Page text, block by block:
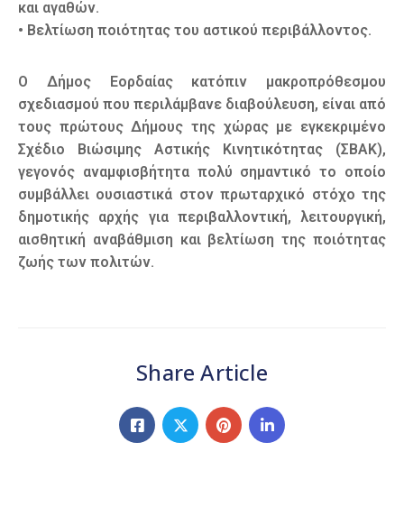
και αγαθών.
• Βελτίωση ποιότητας του αστικού περιβάλλοντος.
Ο Δήμος Εορδαίας κατόπιν μακροπρόθεσμου
σχεδιασμού που περιλάμβανε διαβούλευση, είναι από
τους πρώτους Δήμους της χώρας με εγκεκριμένο
Σχέδιο Βιώσιμης Αστικής Κινητικότητας (ΣΒΑΚ),
γεγονός αναμφισβήτητα πολύ σημαντικό το οποίο
συμβάλλει ουσιαστικά στον πρωταρχικό στόχο της
δημοτικής αρχής για περιβαλλοντική, λειτουργική,
αισθητική αναβάθμιση και βελτίωση της ποιότητας
ζωής των πολιτών.
Share Article